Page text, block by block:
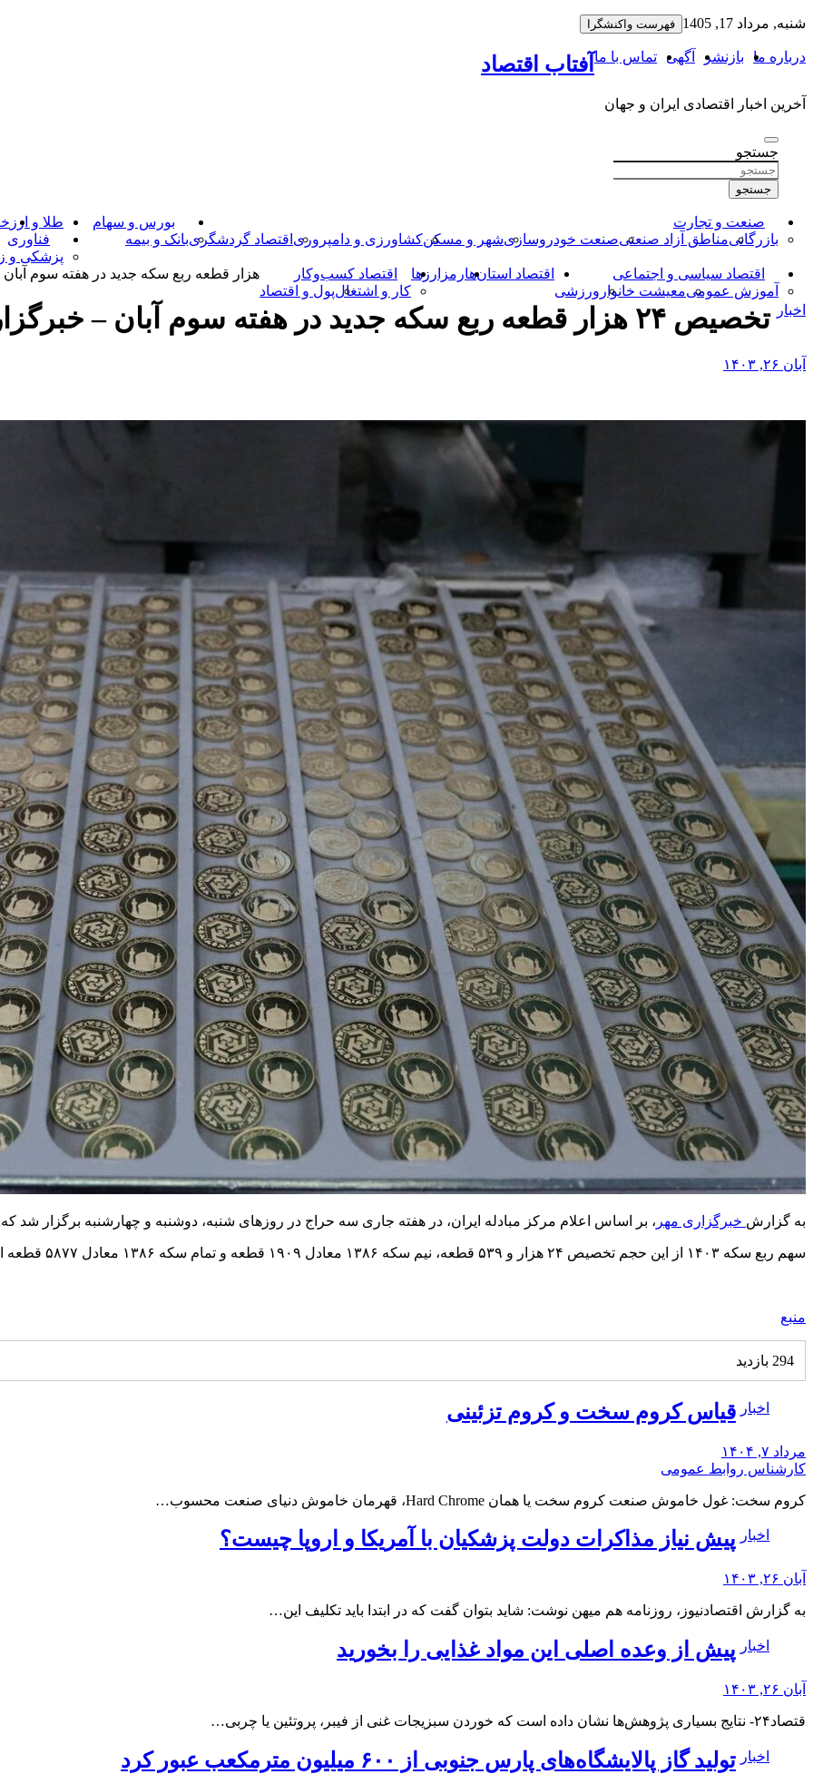
به
بروید
شنبه, مرداد 17, 1405 فهرست واکنشگرا
درباره ما بازنشر آگهی تماس با ما آفتاب اقتصاد
آخرین اخبار اقتصادی ایران و جهان
جستجو
جستجو
صنعت و تجارت
بازرگانیمناطق آزاد صنعتیصنعت خودروسازیشهر و مسکنکشاورزی و دامپروری اقتصاد گردشگری
بورس و سهام
بانک و بیمه
طلا و ارز
فناوری
پزشکی و
اقتصاد سیاسی و اجتماعی
آموزش عمومیمعیشت خانوار ورزشی
اقتصاد استان‌هارمزارزها
اقتصاد کسب‌و‌کار
کار و اشتغالپول و اقتصاد
هزار قطعه ربع سکه جدید در هفته سوم آبان
اخبار تخصیص ۲۴ هزار قطعه ربع سکه جدید در هفته سوم آبان – خبرگزاری مهر | اخبار ایران و جهان
آبان ۲۶, ۱۴۰۳
به گزارش خبرگزاری مهر ، بر اساس اعلام مرکز مبادله ایران، در هفته جاری سه حراج در روزهای شنبه، دوشنبه و چهارشنبه برگزار شد که در نتیجه ۳۲ هزار و ۳۲۵ قطعه انواع سکه
سهم ربع سکه ۱۴۰۳ از این حجم تخصیص ۲۴ هزار و ۵۳۹ قطعه، نیم سکه ۱۳۸۶ معادل ۱۹۰۹ قطعه و تمام سکه ۱۳۸۶ معادل ۵۸۷۷ قطعه است.
منبع
294 بازدید
اخبار قیاس کروم سخت و کروم تزئینی
مرداد ۷, ۱۴۰۴
کارشناس روابط عمومی
کروم سخت: غول خاموش صنعت کروم سخت یا همان Hard Chrome، قهرمان خاموش دنیای صنعت محسوب…
اخبار پیش نیاز مذاکرات دولت پزشکیان با آمریکا و اروپا چیست؟
آبان ۲۶, ۱۴۰۳
به گزارش اقتصادنیوز، روزنامه هم میهن نوشت: شاید بتوان گفت که در ابتدا باید تکلیف این…
اخبار پیش از وعده اصلی این مواد غذایی را بخورید
آبان ۲۶, ۱۴۰۳
قتصاد۲۴- نتایج بسیاری پژوهش‌ها نشان داده است که خوردن سبزیجات غنی از فیبر، پروتئین یا چربی…
اخبار تولید گاز پالایشگاه‌های پارس جنوبی از ۶۰۰ میلیون مترمکعب عبور کرد